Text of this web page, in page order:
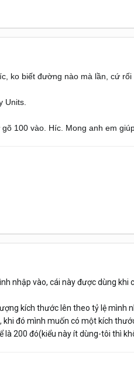
ko biết đường nào mà lần, cứ
Units.
100 vào. Híc. Mong anh em
nhập vào, cái này được dùng
kích thước lên theo tỷ lệ mình
đó mình muốn có một kích
là 200 đó(kiểu này ít dùng-tôi thì